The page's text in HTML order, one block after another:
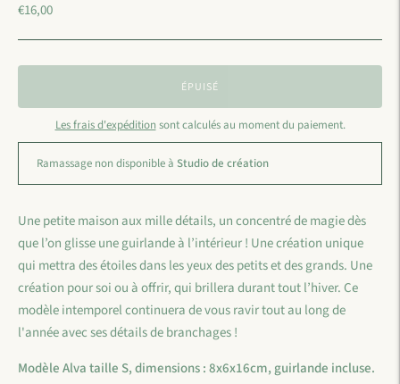
€16,00
ÉPUISÉ
Les frais d'expédition sont calculés au moment du paiement.
Ramassage non disponible à Studio de création
Une petite maison aux mille détails, un concentré de magie dès
que l’on glisse une guirlande à l’intérieur ! Une création unique
qui mettra des étoiles dans les yeux des petits et des grands. Une
création pour soi ou à offrir, qui brillera durant tout l’hiver. Ce
modèle intemporel continuera de vous ravir tout au long de
l'année avec ses détails de branchages !
Modèle Alva taille S, dimensions : 8x6x16cm, guirlande incluse.